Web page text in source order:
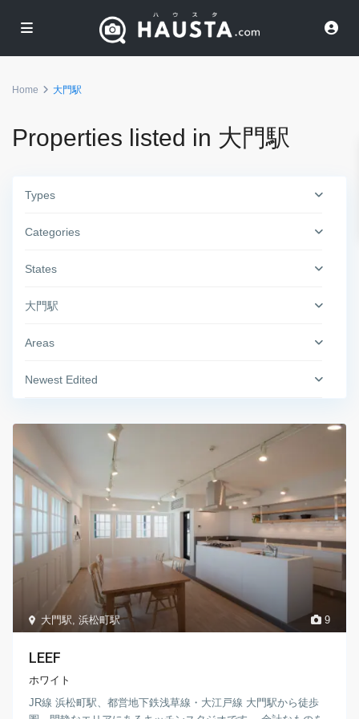
Home 大門駅
Properties listed in 大門駅
Types
Categories
States
大門駅
Areas
Newest Edited
9
大門駅 ,浜松町駅
LEEF
ホワイト
JR線 浜松町駅、都営地下鉄浅草線・大江戸線 大門駅から徒歩